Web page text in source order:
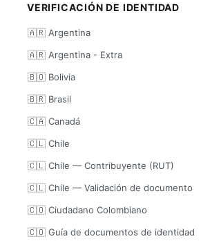
VERIFICACIÓN DE IDENTIDAD
🇦🇷 Argentina
🇦🇷 Argentina - Extra
🇧🇴 Bolivia
🇧🇷 Brasil
🇨🇦 Canadá
🇨🇱 Chile
🇨🇱 Chile — Contribuyente (RUT)
🇨🇱 Chile — Validación de documento
🇨🇴 Ciudadano Colombiano
🇨🇴 Guía de documentos de identidad